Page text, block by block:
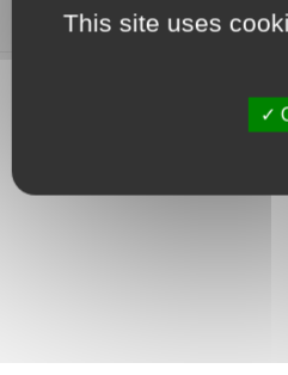
This site uses